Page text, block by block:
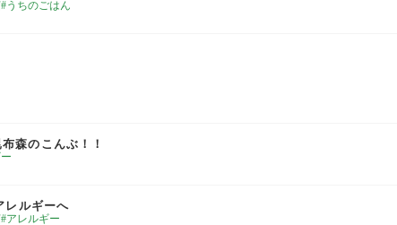
うちのごはん
森のこんぶ！！
レルギーへ
アレルギー